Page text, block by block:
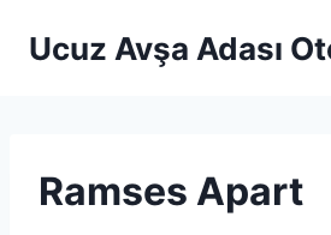
Ucuz Avşa Adası
Ramses Apart